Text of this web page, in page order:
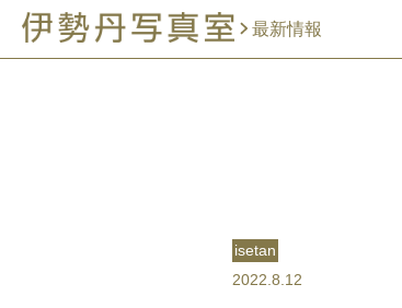
最新情報
isetan
2022.8.12